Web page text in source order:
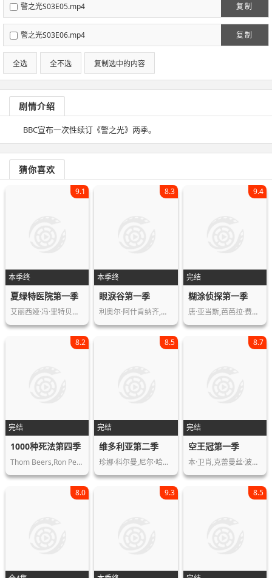
复制
警之光S03E05.mp4
复制
警之光S03E06.mp4
全选 全不选 复制选中的内容
剧情介绍
BBC宣布一次性续订《警之光》两季。
猜你喜欢
本季终
9.1
夏绿特医院第一季
艾丽西娅·冯·里特贝格,Alicia,vo…
本季终
8.3
眼淚谷第一季
利奥尔·阿什肯纳齐,亚伯拉罕·阿维夫…
完结
9.4
糊涂侦探第一季
唐·亚当斯,芭芭拉·费尔顿,爱德华·普…
完结
8.2
1000种死法第四季
Thom Beers,Ron Perlman,Joe Irwin
完结
8.5
维多利亚第二季
珍娜·科尔曼,尼尔·哈德森,丹妮拉·霍…
完结
8.7
空王冠第一季
本·卫肖,克蕾曼丝·波西,帕特里克·斯…
8.0 9.3 8.5